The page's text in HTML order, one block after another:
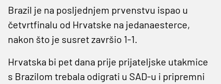
Brazil je na posljednjem prvenstvu ispao u
četvrtfinalu od Hrvatske na jedanaesterce,
nakon što je susret završio 1-1.
Hrvatska bi pet dana prije prijateljske utakmice
s Brazilom trebala odigrati u SAD-u i pripremni